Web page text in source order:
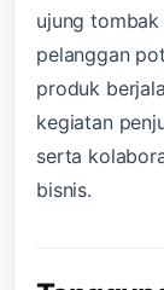
ujung tombak
pelanggan
produk
kegiatan
serta
bisnis.